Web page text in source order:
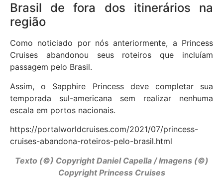
Brasil de fora dos itinerários na
região
Como noticiado por nós anteriormente, a Princess
Cruises abandonou seus roteiros que incluíam
passagem pelo Brasil.
Assim, o Sapphire Princess deve completar sua
temporada sul-americana sem realizar nenhuma
escala em portos nacionais.
https://portalworldcruises.com/2021/07/princess-
cruises-abandona-roteiros-pelo-brasil.html
Texto (©) Copyright Daniel Capella / Imagens (©)
Copyright Princess Cruises